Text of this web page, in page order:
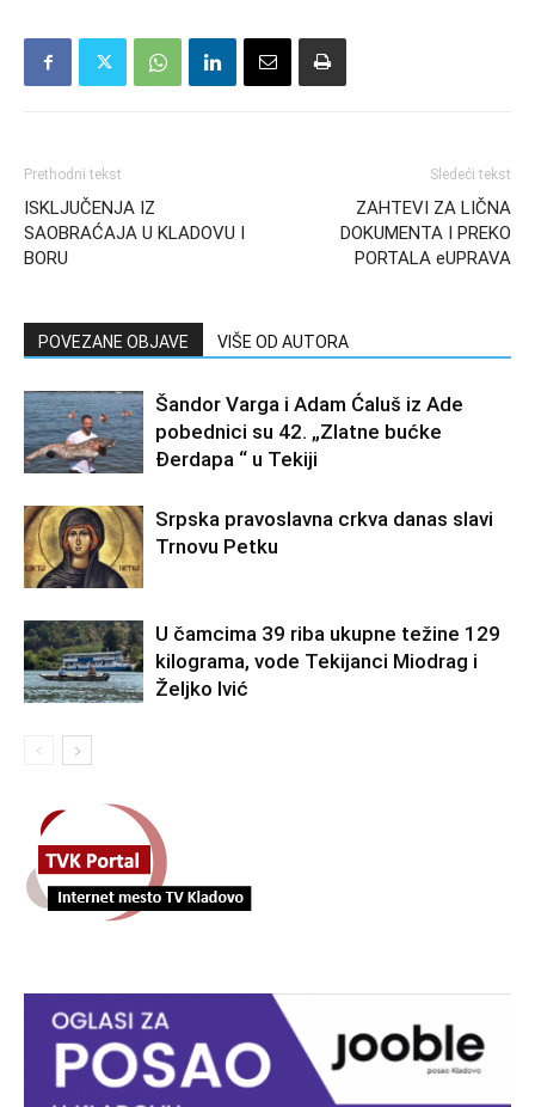
Prethodni tekst
ISKLJUČENJA IZ
SAOBRAĆAJA U KLADOVU I
BORU
Sledeći tekst
ZAHTEVI ZA LIČNA
DOKUMENTA I PREKO
PORTALA eUPRAVA
POVEZANE OBJAVE VIŠE OD AUTORA
Šandor Varga i Adam Ćaluš iz Ade
pobednici su 42. „Zlatne bućke
Đerdapa “ u Tekiji
Srpska pravoslavna crkva danas slavi
Trnovu Petku
U čamcima 39 riba ukupne težine 129
kilograma, vode Tekijanci Miodrag i
Željko Ivić